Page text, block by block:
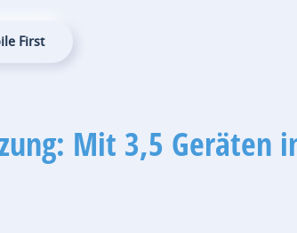
First
Mit 3,5 Geräten